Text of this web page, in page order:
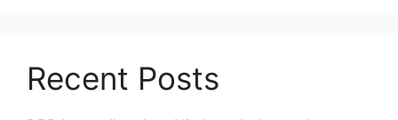
Recent Posts